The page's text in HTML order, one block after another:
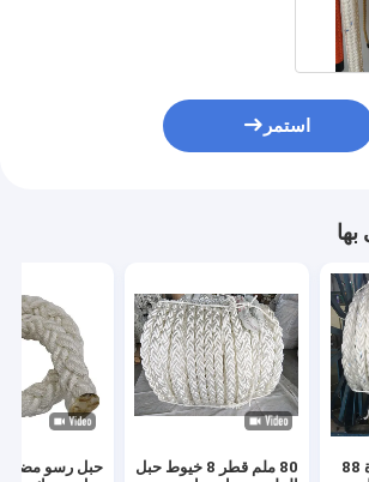
استمر
حبل رسو بحري بكرة 88
80 ملم قطر 8 خيوط حبل
حبل رسو مضفر